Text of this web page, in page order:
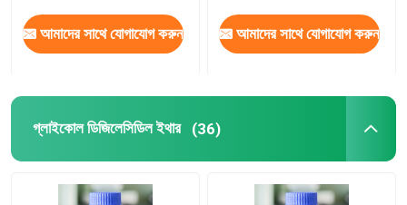
আমাদের সাথে যোগাযোগ করুন আমাদের সাথে যোগাযোগ করুন
গ্লাইকোল ডিজিলেসিডিল ইথার (36)